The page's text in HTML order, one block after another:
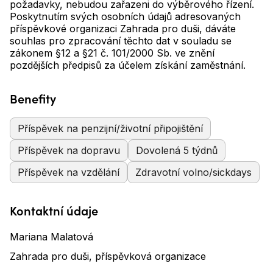
požadavky, nebudou zařazeni do výběrového řízení.
Poskytnutím svých osobních údajů adresovaných
příspěvkové organizaci Zahrada pro duši, dáváte
souhlas pro zpracování těchto dat v souladu se
zákonem §12 a §21 č. 101/2000 Sb. ve znění
pozdějších předpisů za účelem získání zaměstnání.
Benefity
Příspěvek na penzijní/životní připojištění
Příspěvek na dopravu
Dovolená 5 týdnů
Příspěvek na vzdělání
Zdravotní volno/sickdays
Kontaktní údaje
Mariana Malatová
Zahrada pro duši, příspěvková organizace